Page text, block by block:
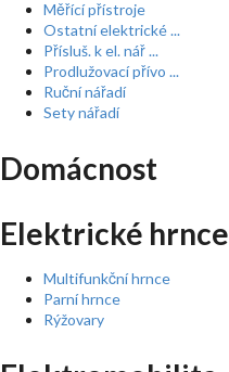
Měřící přístroje
Ostatní elektrické ...
Přísluš. k el. nář ...
Prodlužovací přívo ...
Ruční nářadí
Sety nářadí
Domácnost
Elektrické hrnce
Multifunkční hrnce
Parní hrnce
Rýžovary